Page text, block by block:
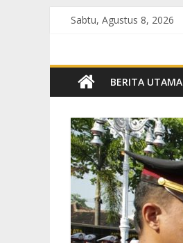
Sabtu, Agustus 8, 2026
BERITA UTAMA